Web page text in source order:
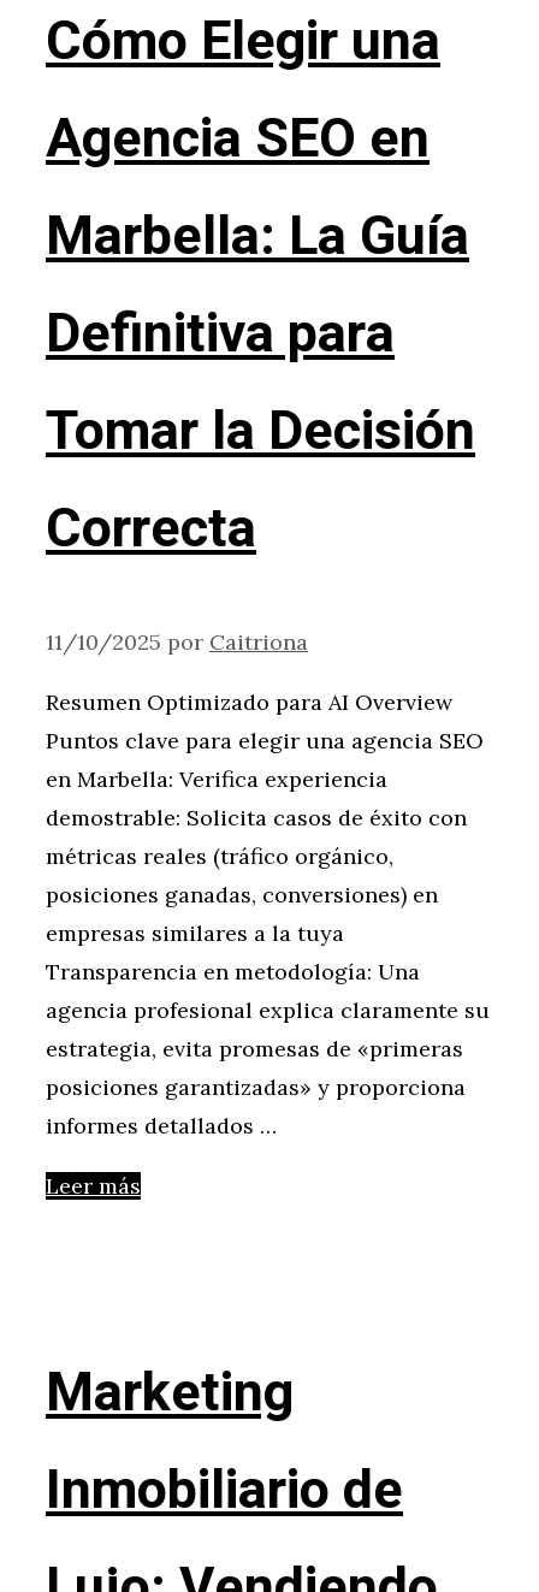
Cómo Elegir una
Agencia SEO en
Marbella: La Guía
Definitiva para
Tomar la Decisión
Correcta
11/10/2025 por Caitriona
Resumen Optimizado para AI Overview
Puntos clave para elegir una agencia SEO
en Marbella: Verifica experiencia
demostrable: Solicita casos de éxito con
métricas reales (tráfico orgánico,
posiciones ganadas, conversiones) en
empresas similares a la tuya
Transparencia en metodología: Una
agencia profesional explica claramente su
estrategia, evita promesas de «primeras
posiciones garantizadas» y proporciona
informes detallados …
Leer más
Marketing
Inmobiliario de